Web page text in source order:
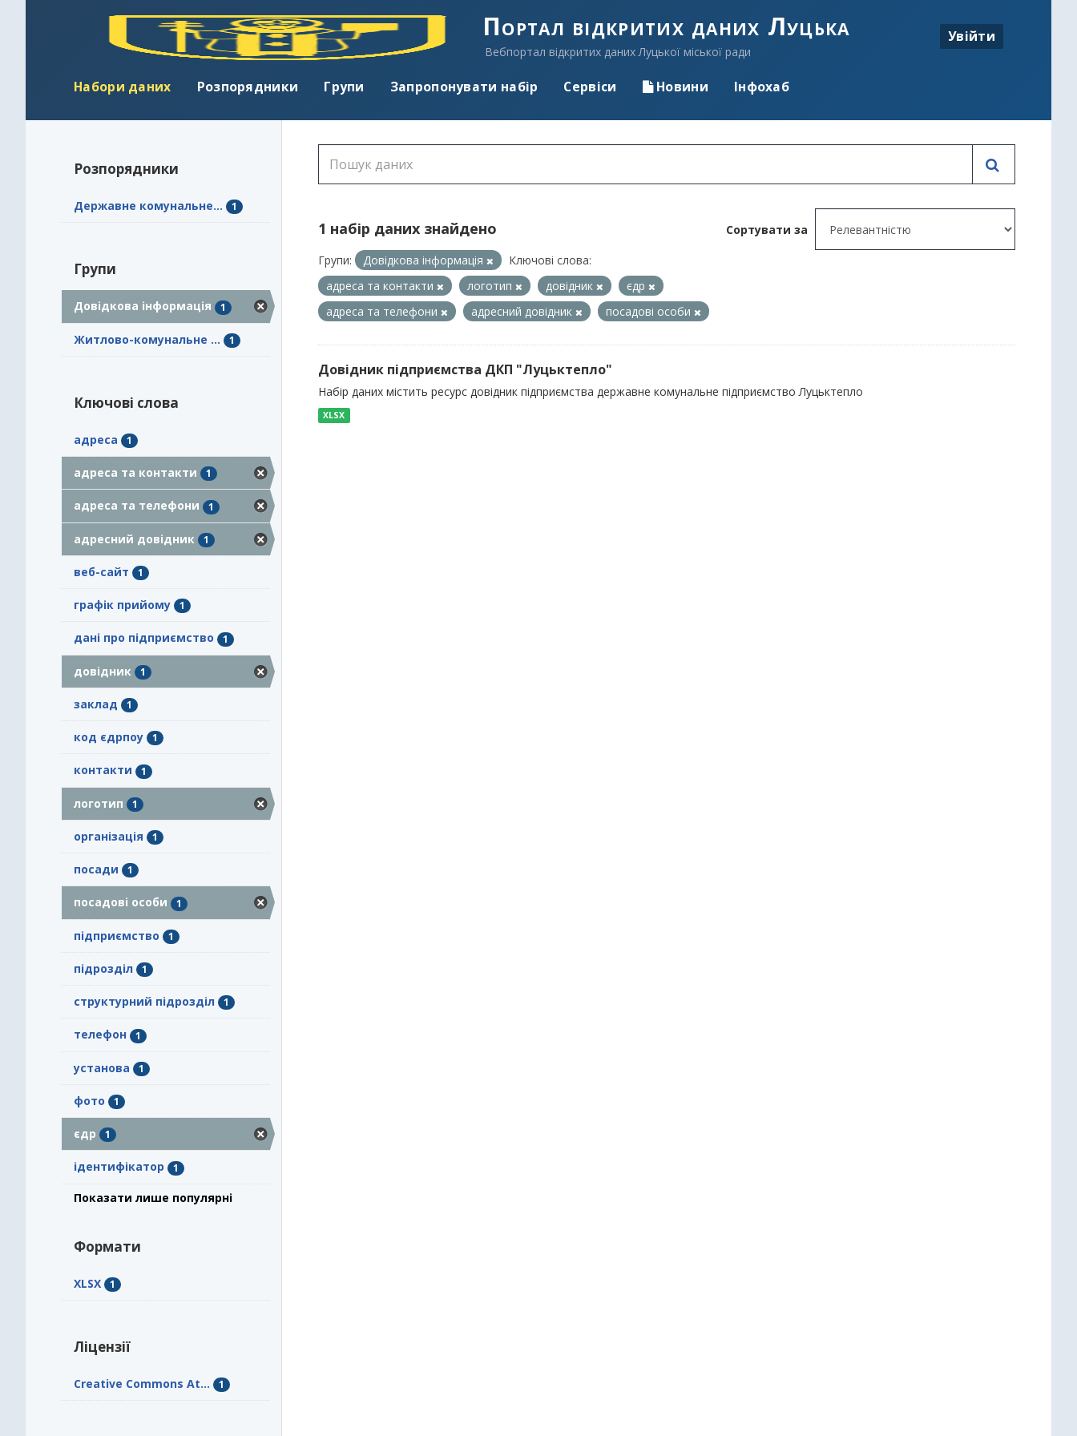
Портал відкритих даних Луцька
Вебпортал відкритих даних Луцької міської ради
Увійти
Набори даних Розпорядники Групи Запропонувати набір Сервіси Новини Інфохаб
Розпорядники
Державне комунальне... 1
Групи
Довідкова інформація 1
Житлово-комунальне ... 1
Ключові слова
адреса 1
адреса та контакти 1
адреса та телефони 1
адресний довідник 1
веб-сайт 1
графік прийому 1
дані про підприємство 1
довідник 1
заклад 1
код єдрпоу 1
контакти 1
логотип 1
організація 1
посади 1
посадові особи 1
підприємство 1
підрозділ 1
структурний підрозділ 1
телефон 1
установа 1
фото 1
єдр 1
ідентифікатор 1
Показати лише популярні
Формати
XLSX 1
Ліцензії
Creative Commons At... 1
Сортувати за
1 набір даних знайдено
Групи: Довідкова інформація
Ключові слова:
адреса та контакти
логотип довідник
єдр
адреса та телефони
адресний довідник посадові особи
Довідник підприємства ДКП "Луцьктепло"
Набір даних містить ресурс довідник підприємства державне комунальне підприємство Луцьктепло
XLSX